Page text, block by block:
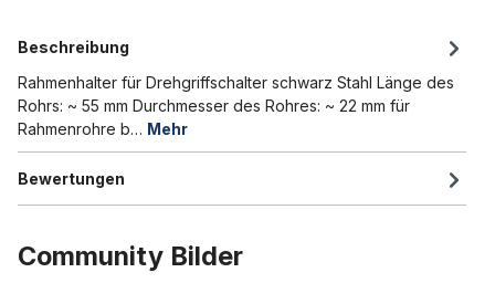
Beschreibung
Rahmenhalter für Drehgriffschalter schwarz Stahl Länge des
Rohrs: ~ 55 mm Durchmesser des Rohres: ~ 22 mm für
Rahmenrohre b… Mehr
Bewertungen
Community Bilder